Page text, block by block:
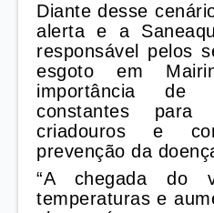
Diante desse
alerta e a
responsável pelos
esgoto em
importância de
constantes
criadouros e
prevenção da
“A chegada do
temperaturas e